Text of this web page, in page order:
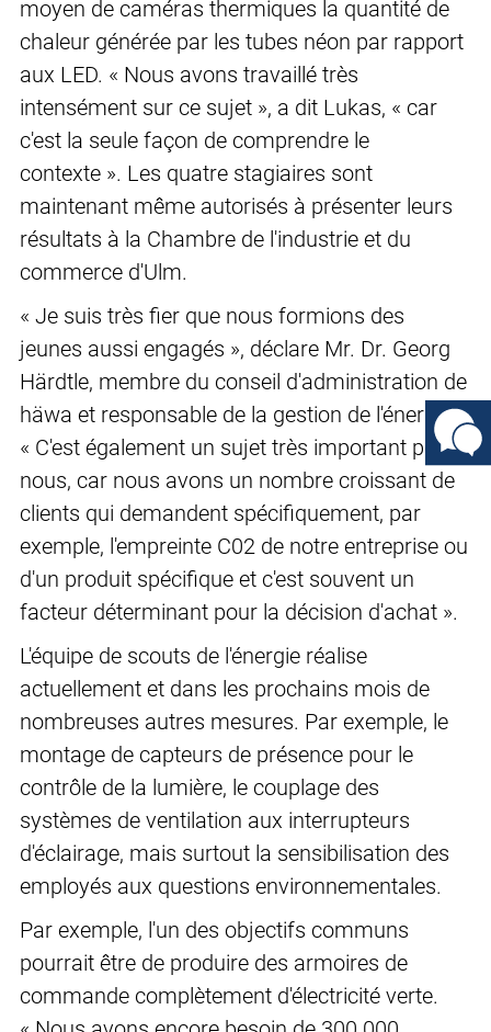
moyen de caméras thermiques la quantité de
chaleur générée par les tubes néon par rapport
aux LED. « Nous avons travaillé très
intensément sur ce sujet », a dit Lukas, « car
c'est la seule façon de comprendre le
contexte ». Les quatre stagiaires sont
maintenant même autorisés à présenter leurs
résultats à la Chambre de l'industrie et du
commerce d'Ulm.
« Je suis très fier que nous formions des
jeunes aussi engagés », déclare Mr. Dr. Georg
Härdtle, membre du conseil d'administration de
häwa et responsable de la gestion de l'énergie.
« C'est également un sujet très important pour
nous, car nous avons un nombre croissant de
clients qui demandent spécifiquement, par
exemple, l'empreinte C02 de notre entreprise ou
d'un produit spécifique et c'est souvent un
facteur déterminant pour la décision d'achat ».
L'équipe de scouts de l'énergie réalise
actuellement et dans les prochains mois de
nombreuses autres mesures. Par exemple, le
montage de capteurs de présence pour le
contrôle de la lumière, le couplage des
systèmes de ventilation aux interrupteurs
d'éclairage, mais surtout la sensibilisation des
employés aux questions environnementales.
Par exemple, l'un des objectifs communs
pourrait être de produire des armoires de
commande complètement d'électricité verte.